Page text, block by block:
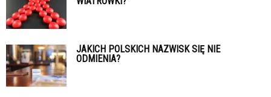
JAKICH POLSKICH NAZWISK SIĘ NIE
ODMIENIA?